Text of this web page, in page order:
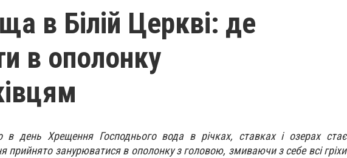
в Білій Церкві: де
в ополонку
в день Хрещення Господнього вода в річках, ставках і озерах стає
прийнято занурюватися в ополонку з головою, змиваючи з себе всі гріхи